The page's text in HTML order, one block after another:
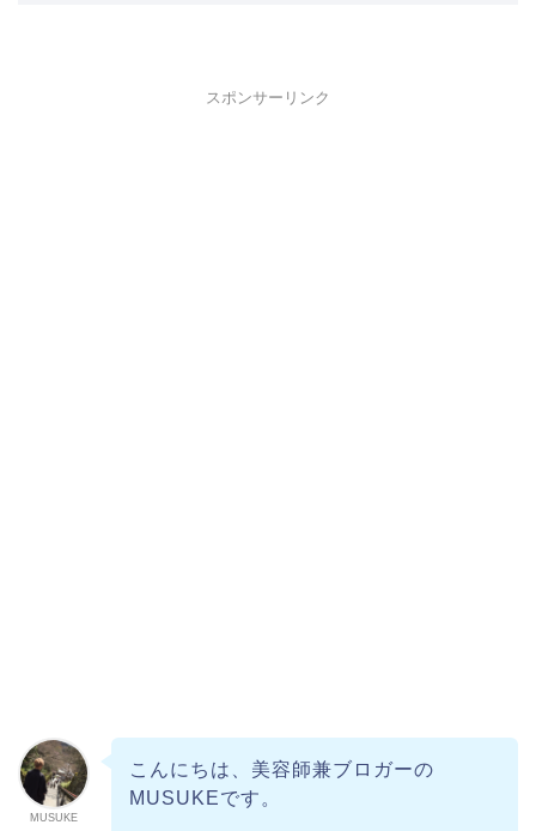
スポンサーリンク
MUSUKE
こんにちは、美容師兼ブロガーの
MUSUKEです。